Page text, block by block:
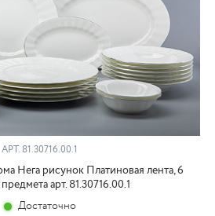
АРТ. 81.30716.00.1
Нега рисунок Платиновая лента, 6
арт. 81.30716.00.1
Достаточно